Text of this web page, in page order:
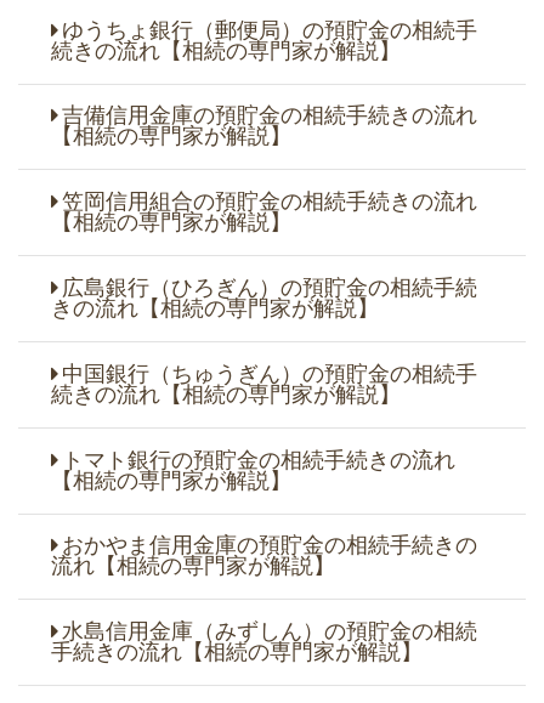
ゆうちょ銀行（郵便局）の預貯金の相続手
続きの流れ【相続の専門家が解説】
吉備信用金庫の預貯金の相続手続きの流れ
【相続の専門家が解説】
笠岡信用組合の預貯金の相続手続きの流れ
【相続の専門家が解説】
広島銀行（ひろぎん）の預貯金の相続手続
きの流れ【相続の専門家が解説】
中国銀行（ちゅうぎん）の預貯金の相続手
続きの流れ【相続の専門家が解説】
トマト銀行の預貯金の相続手続きの流れ
【相続の専門家が解説】
おかやま信用金庫の預貯金の相続手続きの
流れ【相続の専門家が解説】
水島信用金庫（みずしん）の預貯金の相続
手続きの流れ【相続の専門家が解説】